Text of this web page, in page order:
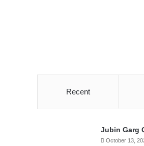
Recent
Jubin Garg
October 13,